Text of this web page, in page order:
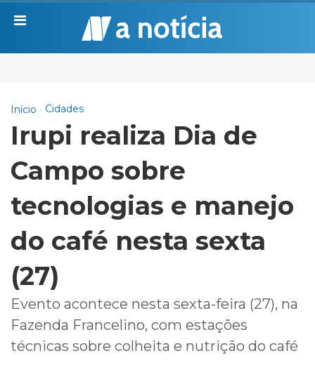
Início Cidades
Irupi realiza Dia de
Campo sobre
tecnologias e manejo
do café nesta sexta
(27)
Evento acontece nesta sexta-feira (27), na
Fazenda Francelino, com estações
técnicas sobre colheita e nutrição do café